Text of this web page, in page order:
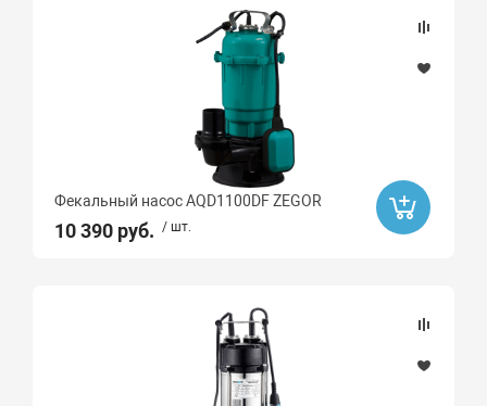
Да
Фекальный насос AQD1100DF ZEGOR
10 390 руб. / шт.